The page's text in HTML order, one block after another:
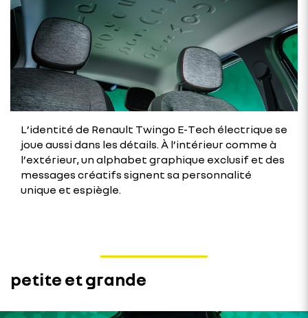
L’identité de Renault Twingo E-Tech électrique se
joue aussi dans les détails. À l’intérieur comme à
l’extérieur, un alphabet graphique exclusif et des
messages créatifs signent sa personnalité
unique et espiègle.
petite et grande